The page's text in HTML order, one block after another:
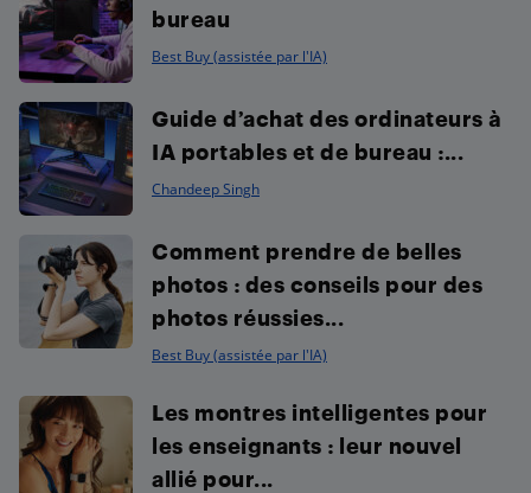
bureau
Best Buy (assistée par l'IA)
Guide d’achat des ordinateurs à
IA portables et de bureau :...
Chandeep Singh
Comment prendre de belles
photos : des conseils pour des
photos réussies...
Best Buy (assistée par l'IA)
Les montres intelligentes pour
les enseignants : leur nouvel
allié pour...